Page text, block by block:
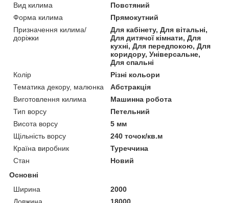
Вид килима
Повстяний
Форма килима
Прямокутний
Призначення килима/
доріжки
Для кабінету, Для вітальні,
Для дитячої кімнати, Для
кухні, Для передпокою, Для
коридору, Універсальне,
Для спальні
Колір
Різні кольори
Тематика декору, малюнка
Абстракція
Виготовлення килима
Машинна робота
Тип ворсу
Петельний
Висота ворсу
5 мм
Щільність ворсу
240 точок/кв.м
Країна виробник
Туреччина
Стан
Новий
Основні
Ширина
2000
Довжина
18000